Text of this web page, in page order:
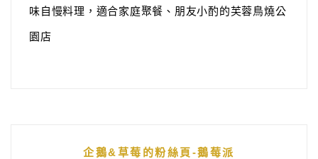
味自慢料理，適合家庭聚餐、朋友小酌的芙蓉鳥燒公
園店
企鵝&草莓的粉絲頁-鵝莓派